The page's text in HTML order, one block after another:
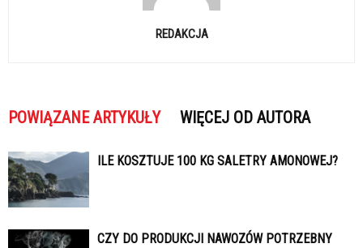
REDAKCJA
POWIĄZANE ARTYKUŁY WIĘCEJ OD AUTORA
ILE KOSZTUJE 100 KG SALETRY AMONOWEJ?
CZY DO PRODUKCJI NAWOZÓW POTRZEBNY